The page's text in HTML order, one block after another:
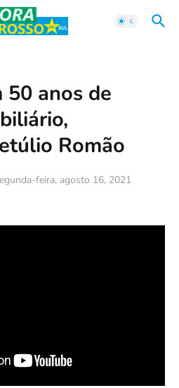
anos de
Romão
feira, agosto 16, 2021